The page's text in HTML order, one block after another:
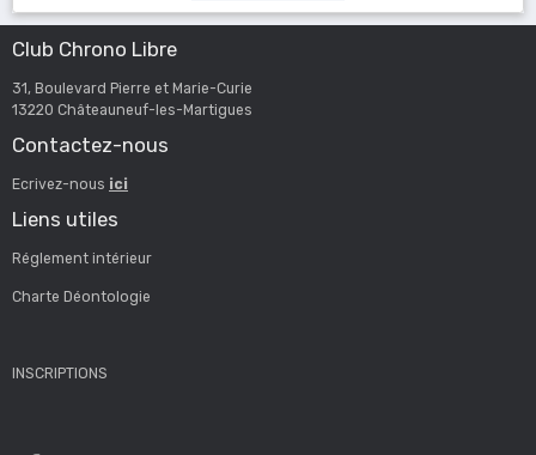
Club Chrono Libre
31, Boulevard Pierre et Marie-Curie
13220 Châteauneuf-les-Martigues
Contactez-nous
Ecrivez-nous ici
Liens utiles
Réglement intérieur
Charte Déontologie
INSCRIPTIONS